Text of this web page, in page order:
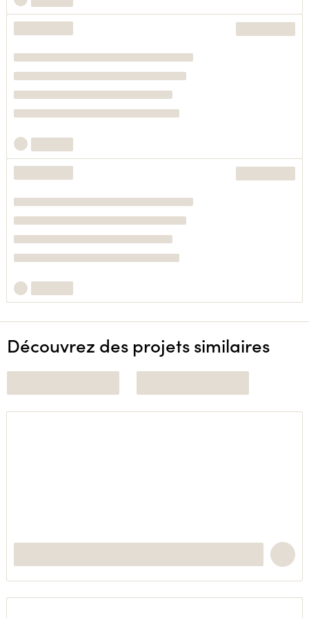
Découvrez des projets similaires